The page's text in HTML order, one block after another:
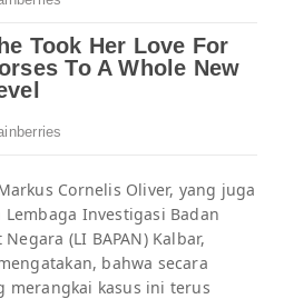
Cornelis Oliver, yang juga
Investigasi Badan
(LI BAPAN) Kalbar,
bahwa secara
merangkai kasus ini terus